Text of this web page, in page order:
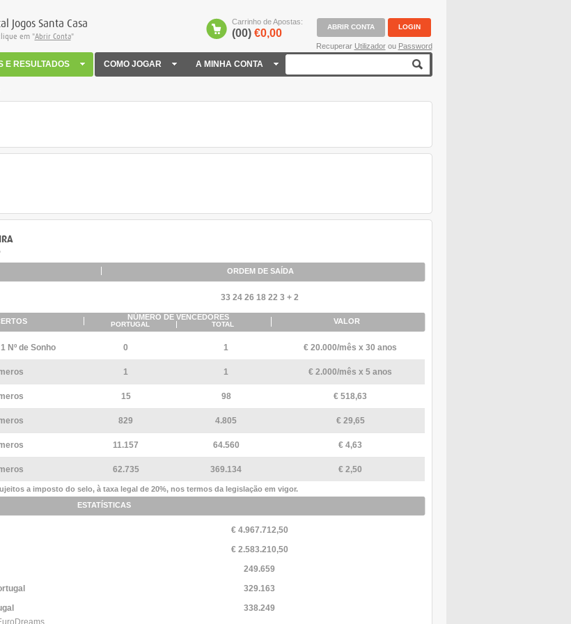
Jogos Santa Casa
em "Abrir Conta"
Carrinho de Apostas:
(00)€0,00
ABRIR CONTA LOGIN
Recuperar Utilizador ou Password
E RESULTADOS COMO JOGAR A MINHA CONTA
ORDEM DE SAÍDA
33 24 26 18 22 3 + 2
NÚMERO DE VENCEDORES
PORTUGAL TOTAL VALOR
Nº de Sonho 0 1 € 20.000/mês x 30 anos
1 1 € 2.000/mês x 5 anos
15 98 € 518,63
829 4.805 € 29,65
11.157 64.560 € 4,63
62.735 369.134 € 2,50
a imposto do selo, à taxa legal de 20%, nos termos da legislação em vigor.
ESTATÍSTICAS
€ 4.967.712,50
€ 2.583.210,50
249.659
329.163
338.249